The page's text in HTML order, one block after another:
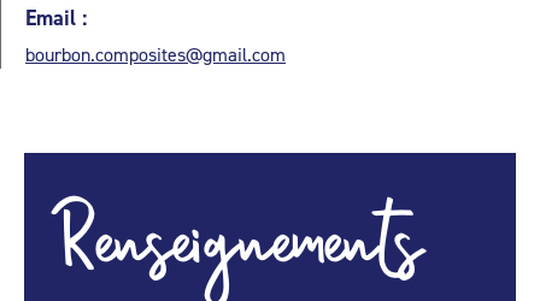
Email :
bourbon.composites@gmail.com
Renseignements